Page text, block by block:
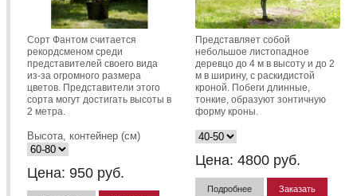
Сорт Фантом считается
рекордсменом среди
представителей своего вида
из-за огромного размера
цветов. Представители этого
сорта могут достигать высоты в
2 метра.
Высота, контейнер (см)
Цена: 950 руб.
Представляет собой
небольшое листопадное
деревцо до 4 м в высоту и до 2
м в ширину, с раскидистой
кроной. Побеги длинные,
тонкие, образуют зонтичную
форму кроны.
Цена: 4800 руб.
Подробнее Заказать